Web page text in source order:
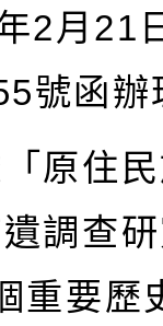
2月 21
號函辦
原住
調查
重要歷